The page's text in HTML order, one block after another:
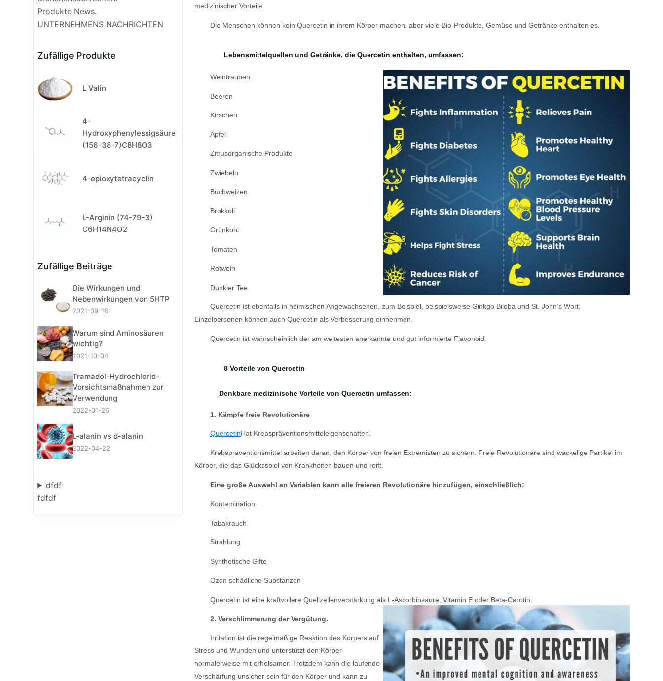
medizinischer Vorteile.
Die Menschen können kein Quercetin in ihrem Körper machen, aber viele Bio-Produkte, Gemüse und Getränke enthalten es.
Lebensmittelquellen und Getränke, die Quercetin enthalten, umfassen:
Weintrauben
Beeren
Kirschen
Äpfel
Zitrusorganische Produkte
Zwiebeln
Buchweizen
Brokkoli
Grünkohl
Tomaten
Rotwein
Dunkler Tee
Quercetin ist ebenfalls in heimischen Angewachsenen, zum Beispiel, beispielsweise Ginkgo Biloba und St. John’s Wort.
Einzelpersonen können auch Quercetin als Verbesserung einnehmen.
Quercetin ist wahrscheinlich der am weitesten anerkannte und gut informierte Flavonoid.
8 Vorteile von Quercetin
Denkbare medizinische Vorteile von Quercetin umfassen:
1. Kämpfe freie Revolutionäre
QuercetinHat Krebspräventionsmitteleigenschaften.
Krebspräventionsmittel arbeiten daran, den Körper von freien Extremisten zu sichern. Freie Revolutionäre sind wackelige Partikel im
Körper, die das Glücksspiel von Krankheiten bauen und reift.
Eine große Auswahl an Variablen kann alle freieren Revolutionäre hinzufügen, einschließlich:
Kontamination
Tabakrauch
Strahlung
Synthetische Gifte
Ozon schädliche Substanzen
Quercetin ist eine kraftvollere Quellzellenverstärkung als L-Ascorbinsäure, Vitamin E oder Beta-Carotin.
2. Verschlimmerung der Vergütung.
Irritation ist die regelmäßige Reaktion des Körpers auf
Stress und Wunden und unterstützt den Körper
normalerweise mit erholsamer. Trotzdem kann die laufende
Verschärfung unsicher sein für den Körper und kann zu
Produkte News.
UNTERNEHMENS NACHRICHTEN
Zufällige Produkte
L Valin
4-
Hydroxyphenylessigsäure
(156-38-7)C8H8O3
4-epioxytetracyclin
L-Arginin (74-79-3)
C6H14N4O2
Zufällige Beiträge
Die Wirkungen und
Nebenwirkungen von 5HTP
2021-09-18
Warum sind Aminosäuren
wichtig?
2021-10-04
Tramadol-Hydrochlorid-
Vorsichtsmaßnahmen zur
Verwendung
2022-01-26
L-alanin vs d-alanin
2022-04-22
dfdf
fdfdf